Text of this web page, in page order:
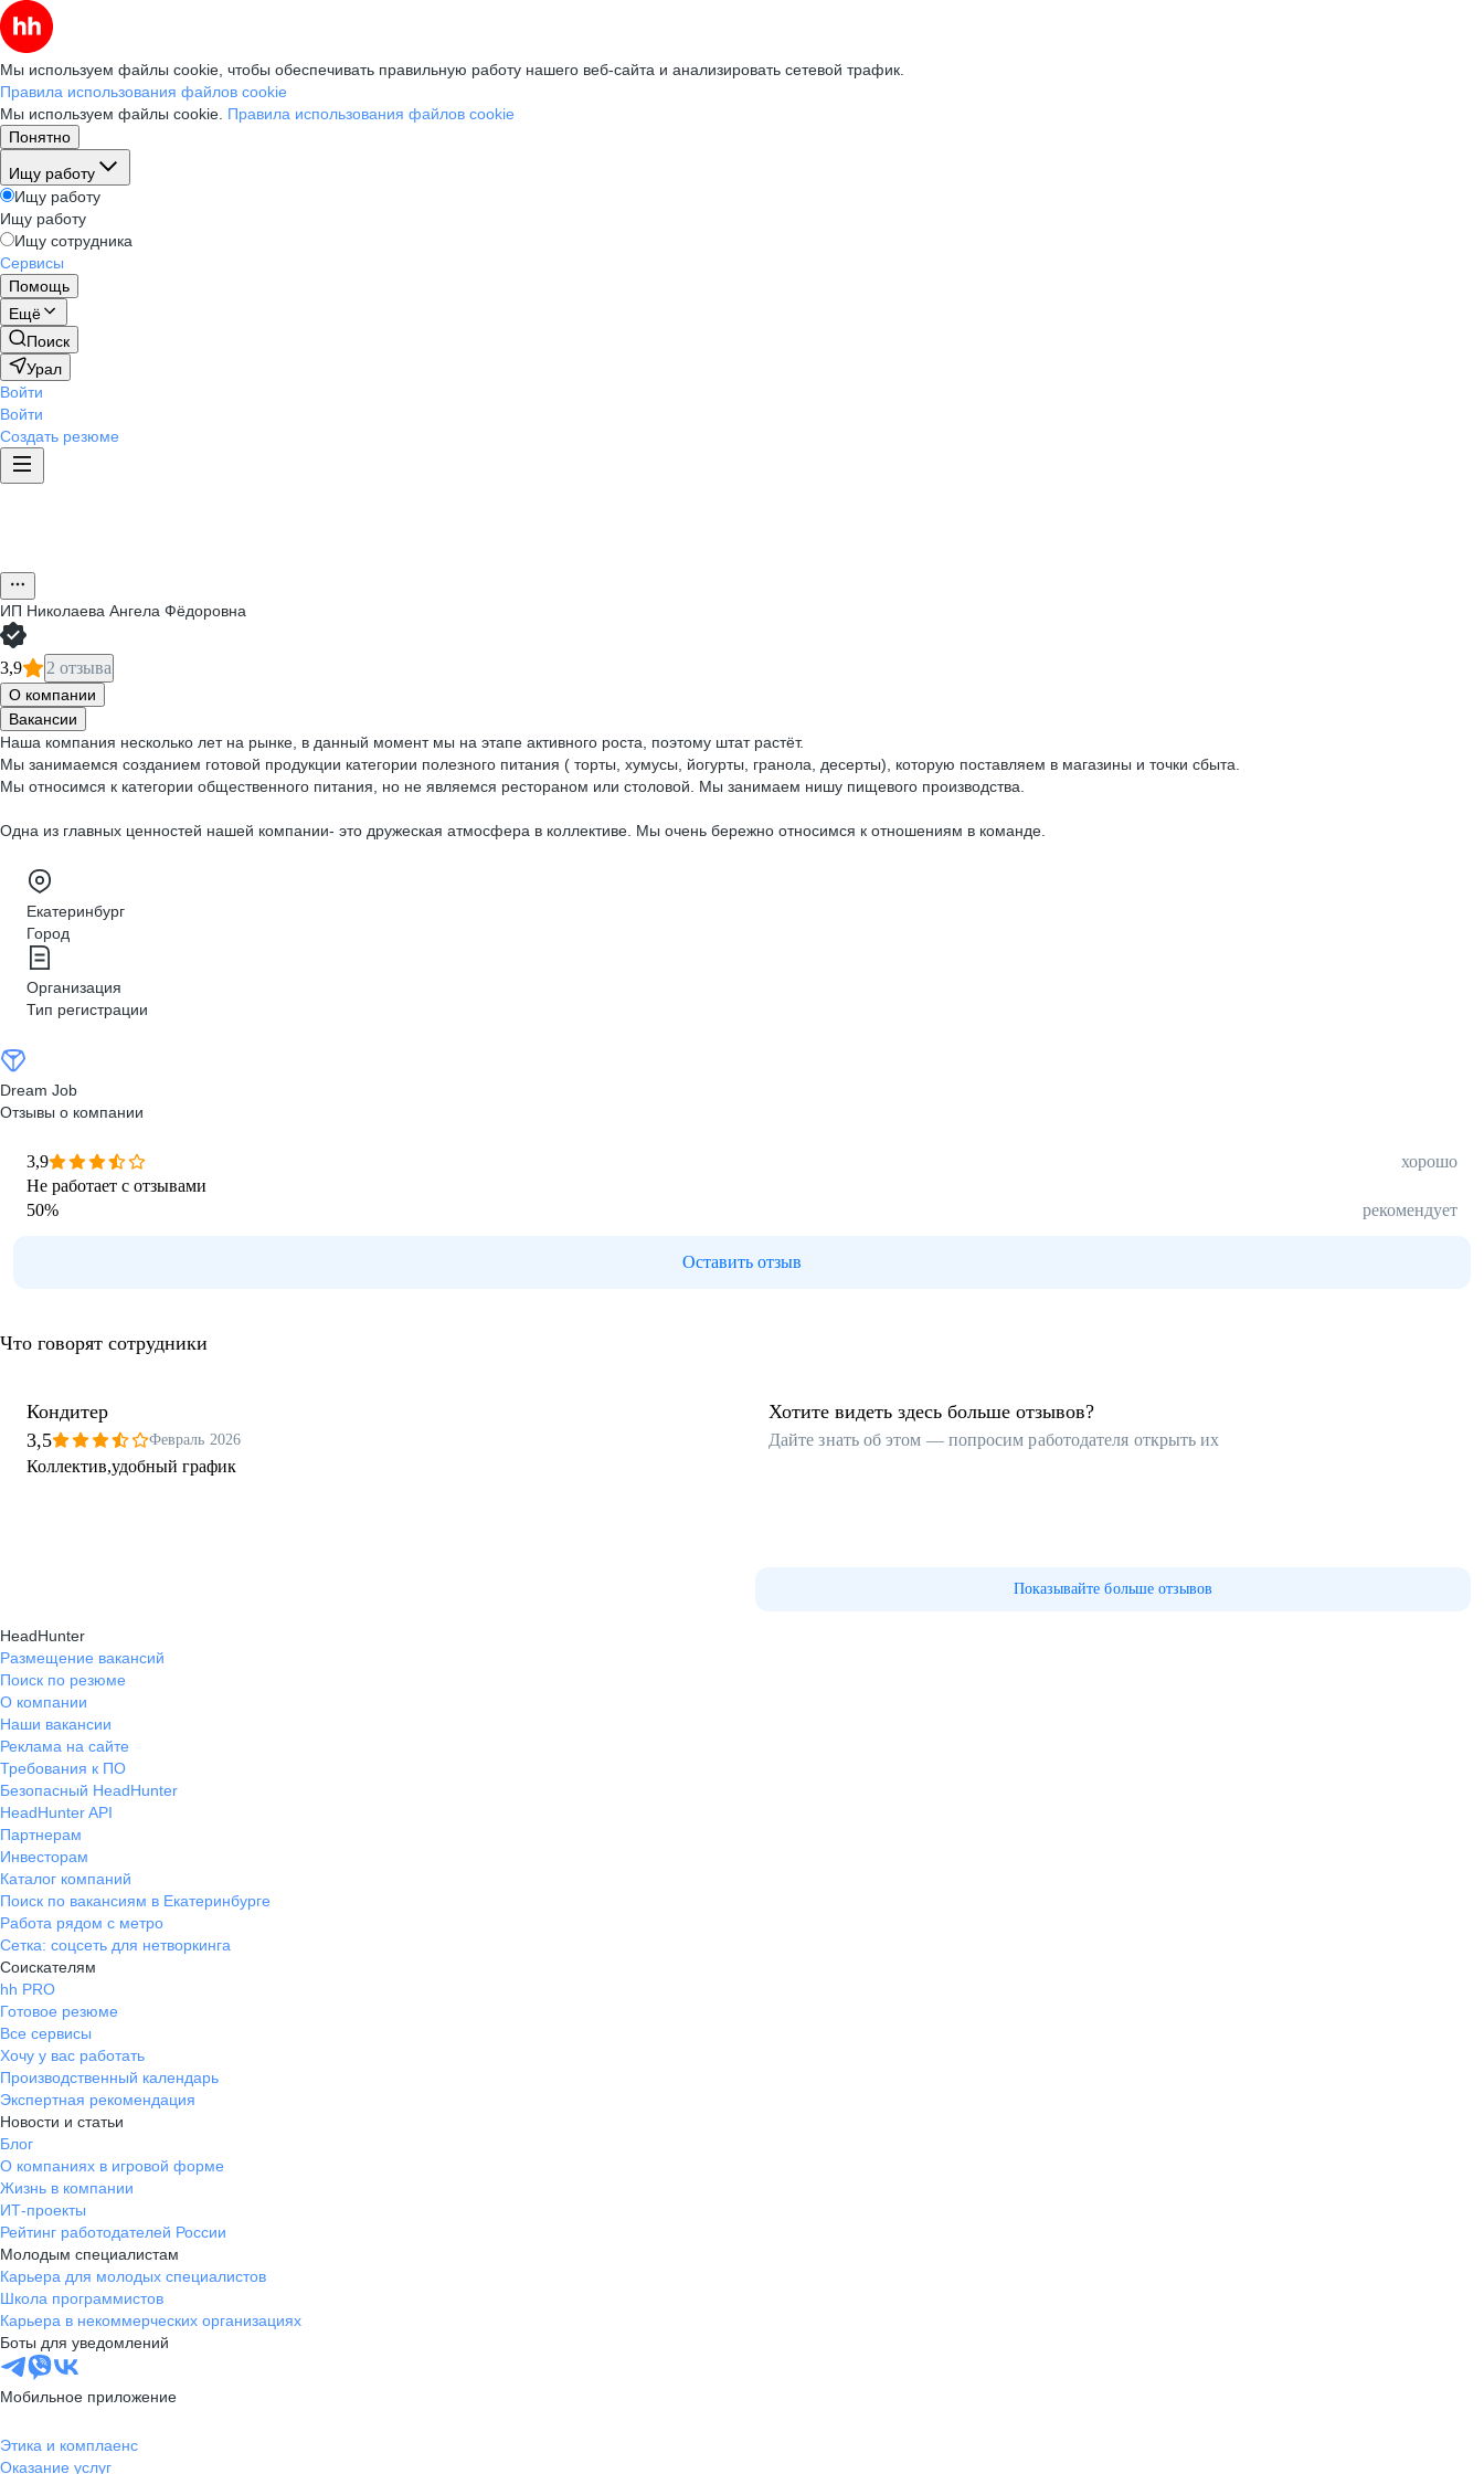
Мы используем файлы cookie, чтобы обеспечивать правильную работу нашего веб-сайта и анализировать сетевой трафик.
Правила использования файлов cookie
Мы используем файлы cookie. Правила использования файлов cookie
Понятно
Ищу работу
Ищу работу
Ищу работу
Ищу сотрудника
Сервисы
Помощь
Ещё
Поиск
Урал
Войти
Войти
Создать резюме
ИП Николаева Ангела Фёдоровна
3,9 2 отзыва
О компании
Вакансии
Наша компания несколько лет на рынке, в данный момент мы на этапе активного роста, поэтому штат растёт.
Мы занимаемся созданием готовой продукции категории полезного питания ( торты, хумусы, йогурты, гранола, десерты), которую поставляем в магазины и точки сбыта.
Мы относимся к категории общественного питания, но не являемся рестораном или столовой. Мы занимаем нишу пищевого производства.
Одна из главных ценностей нашей компании- это дружеская атмосфера в коллективе. Мы очень бережно относимся к отношениям в команде.
Екатеринбург
Город
Организация
Тип регистрации
Dream Job
Отзывы о компании
3,9
хорошо
Не работает с отзывами
50% рекомендует
Оставить отзыв
Что говорят сотрудники
Кондитер
3,5
Февраль 2026
Коллектив,удобный график
Хотите видеть здесь больше отзывов?
Дайте знать об этом — попросим работодателя открыть их
Показывайте больше отзывов
HeadHunter
Размещение вакансий
Поиск по резюме
О компании
Наши вакансии
Реклама на сайте
Требования к ПО
Безопасный HeadHunter
HeadHunter API
Партнерам
Инвесторам
Каталог компаний
Поиск по вакансиям в Екатеринбурге
Работа рядом с метро
Сетка: соцсеть для нетворкинга
Соискателям
hh PRO
Готовое резюме
Все сервисы
Хочу у вас работать
Производственный календарь
Экспертная рекомендация
Новости и статьи
Блог
О компаниях в игровой форме
Жизнь в компании
ИТ-проекты
Рейтинг работодателей России
Молодым специалистам
Карьера для молодых специалистов
Школа программистов
Карьера в некоммерческих организациях
Боты для уведомлений
Мобильное приложение
Этика и комплаенс
Оказание услуг